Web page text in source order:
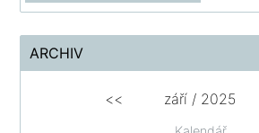
ARCHIV
<< září / 2025